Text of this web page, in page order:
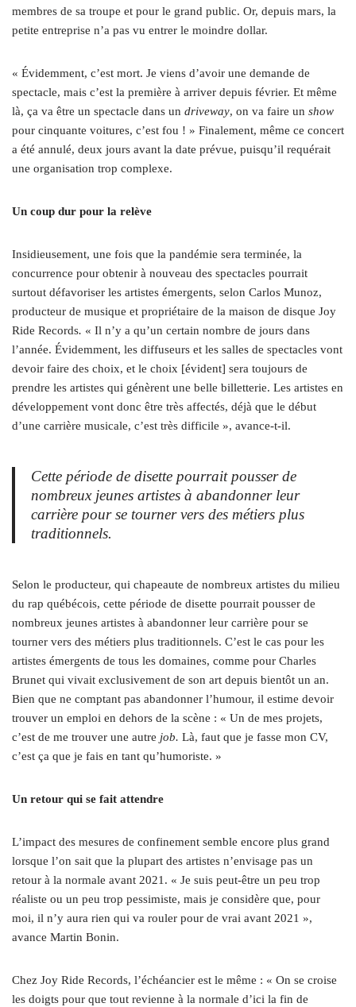
membres de sa troupe et pour le grand public. Or, depuis mars, la
petite entreprise n’a pas vu entrer le moindre dollar.
« Évidemment, c’est mort. Je viens d’avoir une demande de
spectacle, mais c’est la première à arriver depuis février. Et même
là, ça va être un spectacle dans un driveway, on va faire un show
pour cinquante voitures, c’est fou ! » Finalement, même ce concert
a été annulé, deux jours avant la date prévue, puisqu’il requérait
une organisation trop complexe.
Un coup dur pour la relève
Insidieusement, une fois que la pandémie sera terminée, la
concurrence pour obtenir à nouveau des spectacles pourrait
surtout défavoriser les artistes émergents, selon Carlos Munoz,
producteur de musique et propriétaire de la maison de disque Joy
Ride Records. « Il n’y a qu’un certain nombre de jours dans
l’année. Évidemment, les diffuseurs et les salles de spectacles vont
devoir faire des choix, et le choix [évident] sera toujours de
prendre les artistes qui génèrent une belle billetterie. Les artistes en
développement vont donc être très affectés, déjà que le début
d’une carrière musicale, c’est très difficile », avance-t-il.
Cette période de disette pourrait pousser de
nombreux jeunes artistes à abandonner leur
carrière pour se tourner vers des métiers plus
traditionnels.
Selon le producteur, qui chapeaute de nombreux artistes du milieu
du rap québécois, cette période de disette pourrait pousser de
nombreux jeunes artistes à abandonner leur carrière pour se
tourner vers des métiers plus traditionnels. C’est le cas pour les
artistes émergents de tous les domaines, comme pour Charles
Brunet qui vivait exclusivement de son art depuis bientôt un an.
Bien que ne comptant pas abandonner l’humour, il estime devoir
trouver un emploi en dehors de la scène : « Un de mes projets,
c’est de me trouver une autre job. Là, faut que je fasse mon CV,
c’est ça que je fais en tant qu’humoriste. »
Un retour qui se fait attendre
L’impact des mesures de confinement semble encore plus grand
lorsque l’on sait que la plupart des artistes n’envisage pas un
retour à la normale avant 2021. « Je suis peut-être un peu trop
réaliste ou un peu trop pessimiste, mais je considère que, pour
moi, il n’y aura rien qui va rouler pour de vrai avant 2021 »,
avance Martin Bonin.
Chez Joy Ride Records, l’échéancier est le même : « On se croise
les doigts pour que tout revienne à la normale d’ici la fin de